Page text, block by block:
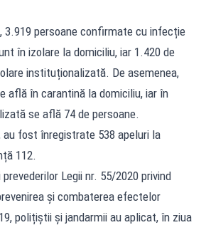
3.919 persoane confirmate cu infecție
în izolare la domiciliu, iar 1.420 de
instituționalizată. De asemenea,
află în carantină la domiciliu, iar în
se află 74 de persoane.
au fost înregistrate 538 apeluri la
112.
Legii nr. 55/2020 privind
și combaterea efectelor
polițiștii și jandarmii au aplicat, în ziua